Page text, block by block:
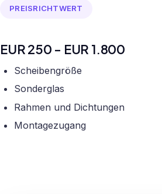
PREISRICHTWERT
EUR 250 - EUR 1.800
Scheibengröße
Sonderglas
Rahmen und Dichtungen
Montagezugang